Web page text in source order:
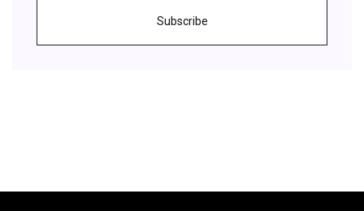
Subscribe